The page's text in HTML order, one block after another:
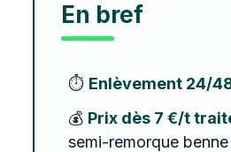
En bref
⏱️ Enlèvement 24/
💰 Prix dès 7 €/t
semi-remorque